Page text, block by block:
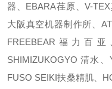
器、EBARA荏原、V-
大阪真空机器制作所、
FREEBEAR福力百
SHIMIZUKOGYO 清水
FUSO SEIKI扶桑精肌、